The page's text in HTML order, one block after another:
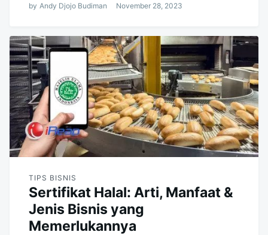
by Andy Djojo Budiman November 28, 2023
TIPS BISNIS
Sertifikat Halal: Arti, Manfaat &
Jenis Bisnis yang
Memerlukannya